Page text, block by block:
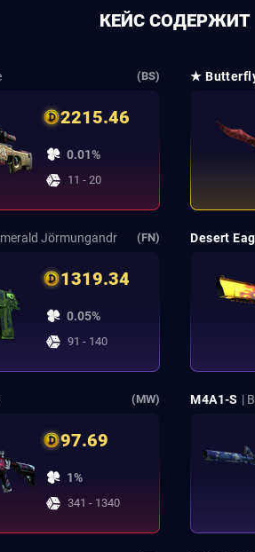
КЕЙС СОДЕРЖИТ
(BS)
2215.46
0.01%
11 - 20
★
Jörmungandr (FN)
1319.34
0.05%
91 - 140
Desert
(MW)
97.69
1%
341 - 1340
M4A1-S |